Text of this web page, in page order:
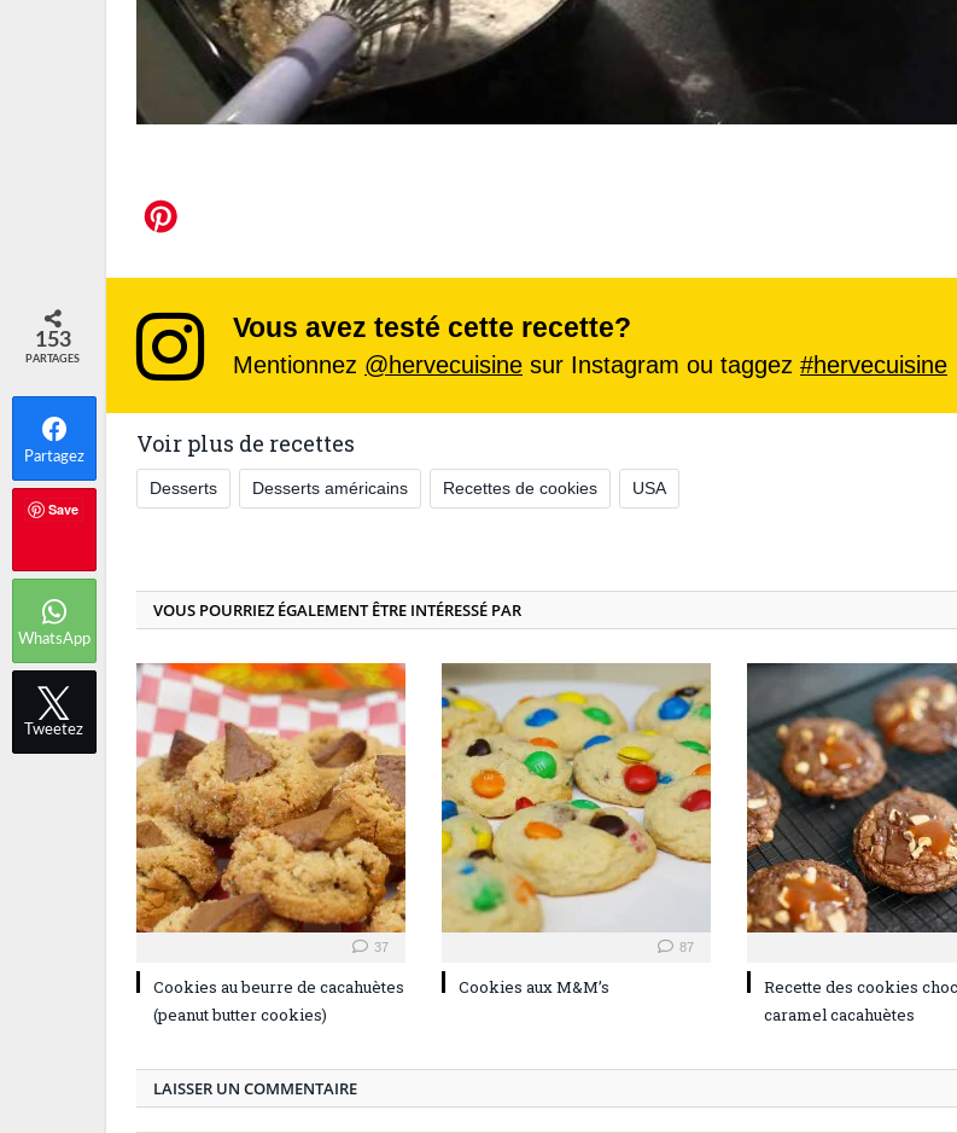
Vous avez testé cette recette?
Mentionnez @hervecuisine sur Instagram ou taggez #hervecuisine
Voir plus de recettes
Desserts Desserts américains Recettes de cookies USA
VOUS POURRIEZ ÉGALEMENT ÊTRE INTÉRESSÉ PAR
37
Cookies au beurre de cacahuètes
(peanut butter cookies)
87
Cookies aux M&M’s
Recette des cookies
caramel cacahuètes
LAISSER UN COMMENTAIRE
153
PARTAGES
Partagez
Save
WhatsApp
Tweetez